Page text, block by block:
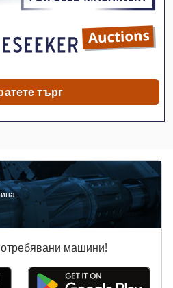
търг
машини!